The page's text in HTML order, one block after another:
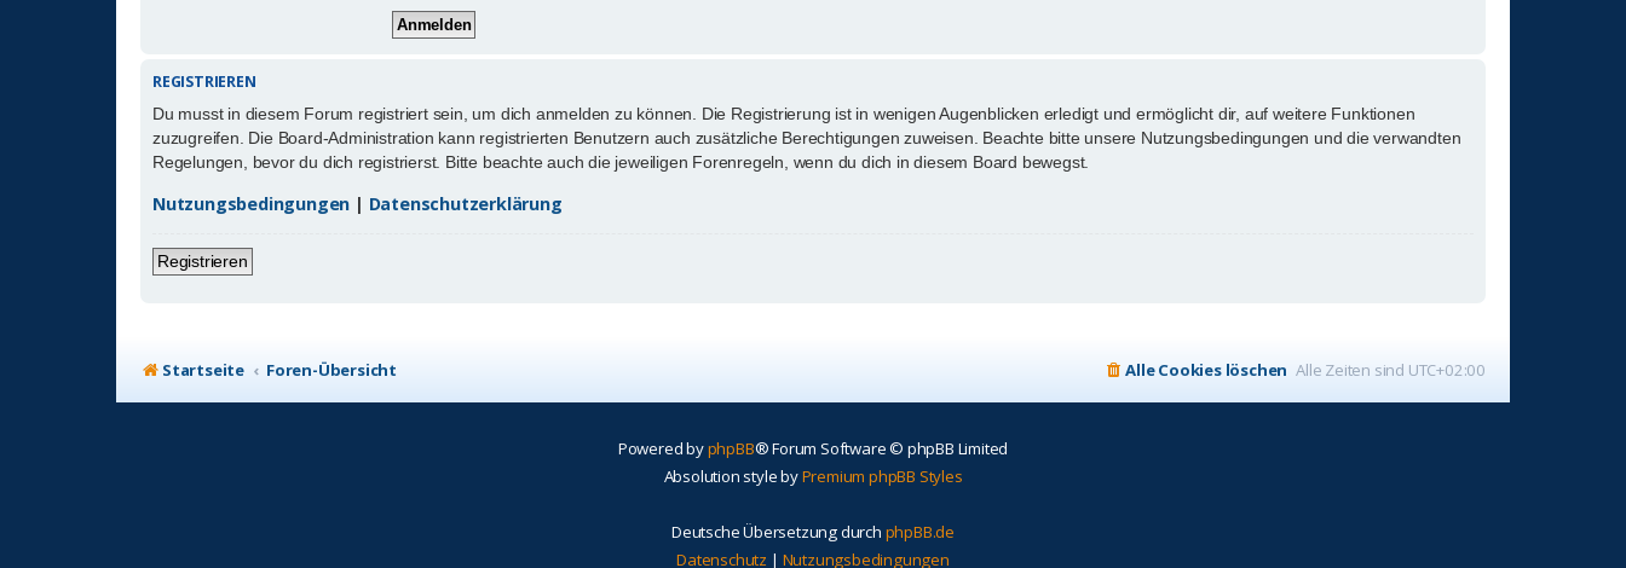
REGISTRIEREN
Du musst in diesem Forum registriert sein, um dich anmelden zu können. Die Registrierung ist in wenigen Augenblicken erledigt und ermöglicht dir, auf weitere Funktionen
zuzugreifen. Die Board-Administration kann registrierten Benutzern auch zusätzliche Berechtigungen zuweisen. Beachte bitte unsere Nutzungsbedingungen und die verwandten
Regelungen, bevor du dich registrierst. Bitte beachte auch die jeweiligen Forenregeln, wenn du dich in diesem Board bewegst.
Nutzungsbedingungen | Datenschutzerklärung
Registrieren
Startseite Foren-Übersicht Alle Zeiten sind UTC+02:00
Alle Cookies löschen
Powered byphpBB® Forum Software © phpBB Limited
Absolution style byPremium phpBB Styles
Deutsche Übersetzung durch phpBB.de
Datenschutz | Nutzungsbedingungen